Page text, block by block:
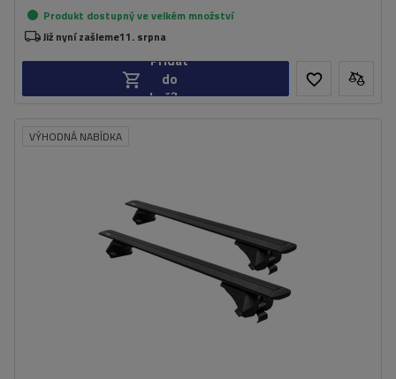
Produkt dostupný ve velkém množství
Již nyní zašleme11. srpna
Přidat
do
košíku
VÝHODNÁ NABÍDKA